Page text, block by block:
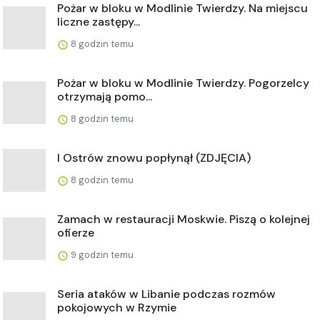
Pożar w bloku w Modlinie Twierdzy. Na miejscu
liczne zastępy...
8 godzin temu
Pożar w bloku w Modlinie Twierdzy. Pogorzelcy
otrzymają pomo...
8 godzin temu
I Ostrów znowu popłynął (ZDJĘCIA)
8 godzin temu
Zamach w restauracji Moskwie. Piszą o kolejnej
ofierze
9 godzin temu
Seria ataków w Libanie podczas rozmów
pokojowych w Rzymie